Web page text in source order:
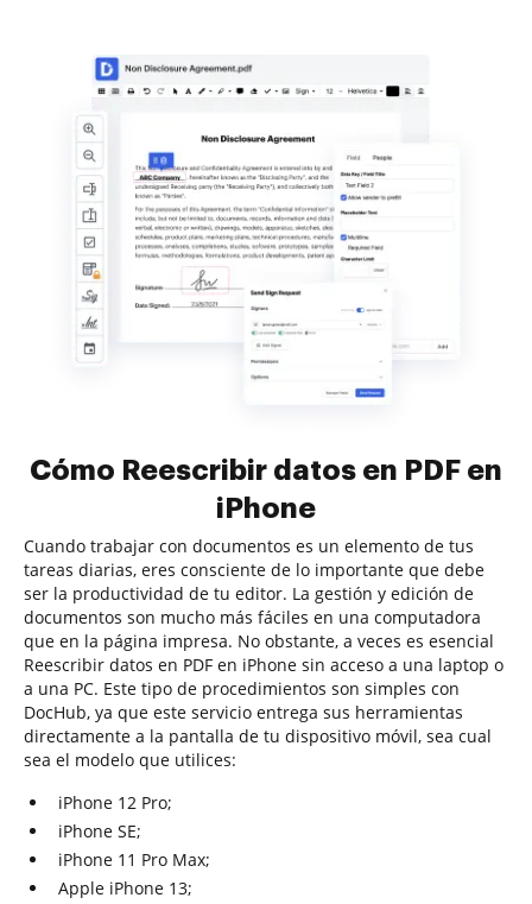
Cómo Reescribir datos en PDF en
iPhone
Cuando trabajar con documentos es un elemento de tus
tareas diarias, eres consciente de lo importante que debe
ser la productividad de tu editor. La gestión y edición de
documentos son mucho más fáciles en una computadora
que en la página impresa. No obstante, a veces es esencial
Reescribir datos en PDF en iPhone sin acceso a una laptop o
a una PC. Este tipo de procedimientos son simples con
DocHub, ya que este servicio entrega sus herramientas
directamente a la pantalla de tu dispositivo móvil, sea cual
sea el modelo que utilices:
iPhone 12 Pro;
iPhone SE;
iPhone 11 Pro Max;
Apple iPhone 13;